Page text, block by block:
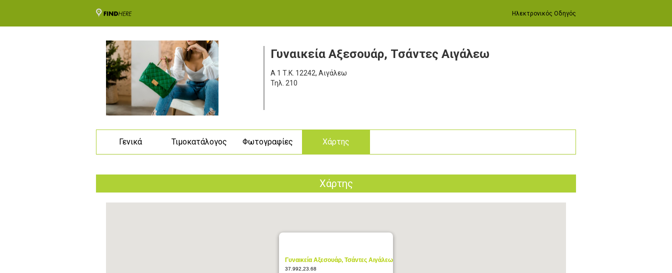
Ηλεκτρονικός Οδηγός
Γυναικεία Αξεσουάρ, Τσάντες Αιγάλεω
Α 1 Τ.Κ. 12242, Αιγάλεω
Τηλ. 210
Γενικά Τιμοκατάλογος Φωτογραφίες Χάρτης
Χάρτης
Γυναικεία Αξεσουάρ, Τσάντες Αιγάλεω
37.992,23.68